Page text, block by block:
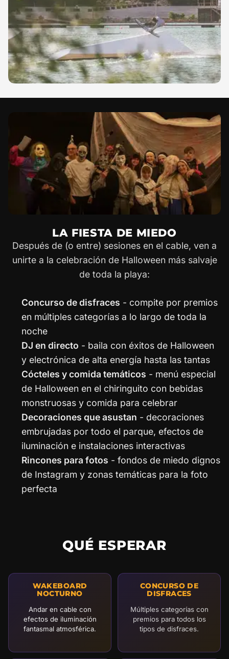
LA FIESTA DE MIEDO
Después de (o entre) sesiones en el cable, ven a
unirte a la celebración de Halloween más salvaje
de toda la playa:
Concurso de disfraces - compite por premios
en múltiples categorías a lo largo de toda la
noche
DJ en directo - baila con éxitos de Halloween
y electrónica de alta energía hasta las tantas
Cócteles y comida temáticos - menú especial
de Halloween en el chiringuito con bebidas
monstruosas y comida para celebrar
Decoraciones que asustan - decoraciones
embrujadas por todo el parque, efectos de
iluminación e instalaciones interactivas
Rincones para fotos - fondos de miedo dignos
de Instagram y zonas temáticas para la foto
perfecta
QUÉ ESPERAR
WAKEBOARD
NOCTURNO
Andar en cable con
efectos de iluminación
fantasmal atmosférica.
CONCURSO DE
DISFRACES
Múltiples categorías con
premios para todos los
tipos de disfraces.